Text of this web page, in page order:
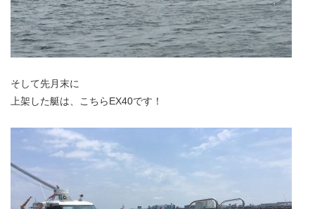
そして先月末に
上架した艇は、こちらEX40です！